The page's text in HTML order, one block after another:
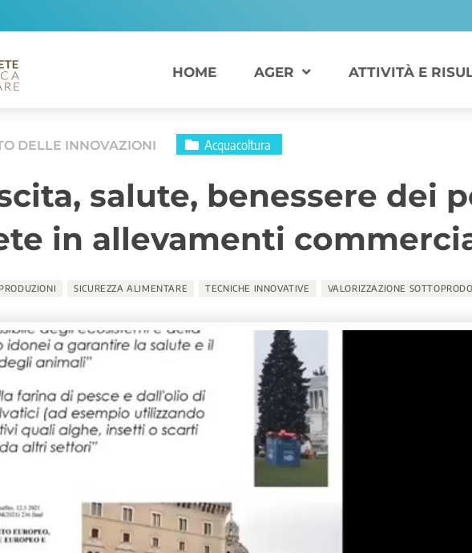
HOME AGER ATTIVITÀ E
DELLE INNOVAZIONI Acquacoltura
salute, benessere dei
in allevamenti
SICUREZZA ALIMENTARE TECNICHE INNOVATIVE VALORIZZAZIONE